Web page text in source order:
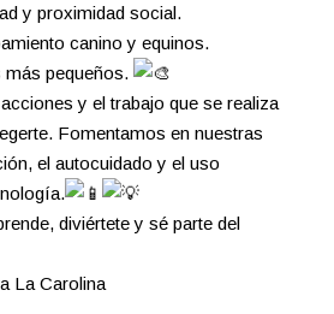
y proximidad social.
canino y equinos.
pequeños.
y el trabajo que se realiza
Fomentamos en nuestras
el autocuidado y el uso
diviértete y sé parte del
La Carolina